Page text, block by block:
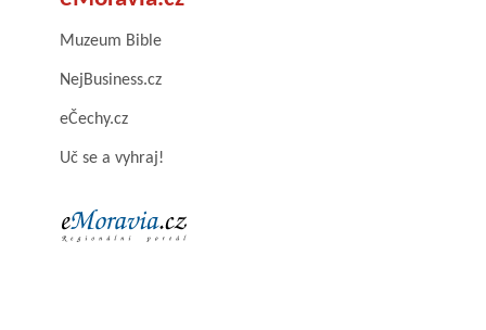
Muzeum Bible
NejBusiness.cz
eČechy.cz
Uč se a vyhraj!